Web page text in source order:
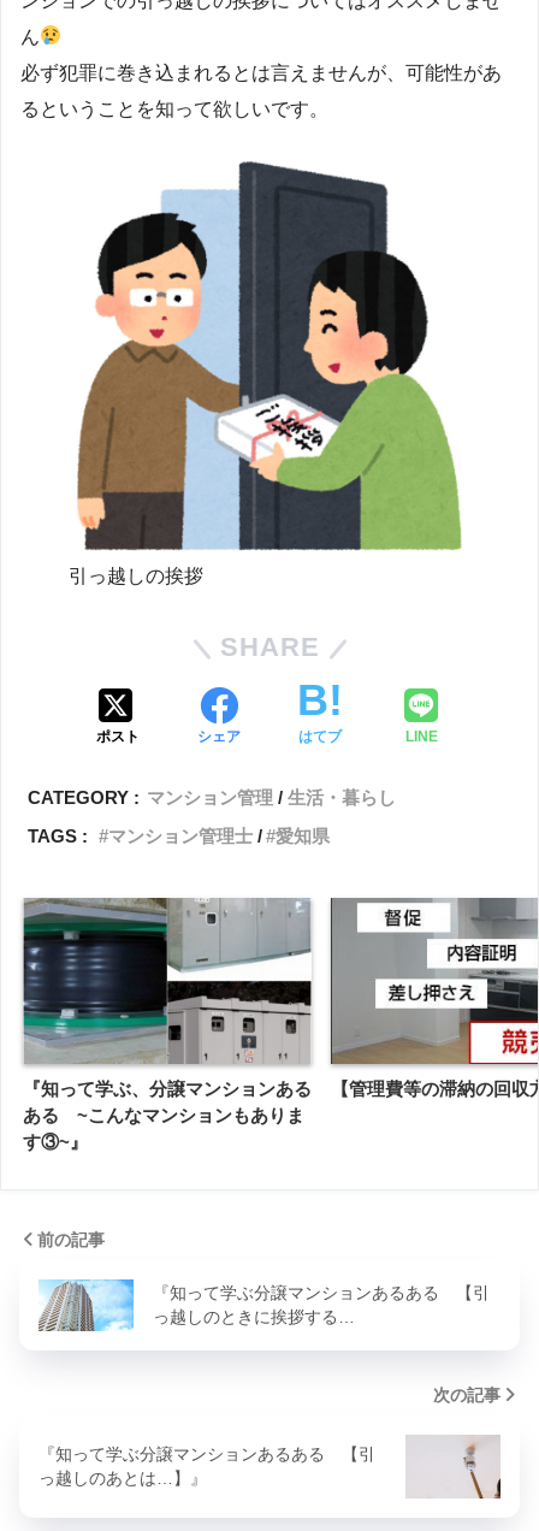
ん
必ず犯罪に巻き込まれるとは言えませんが、可能性があ
るということを知って欲しいです。
引っ越しの挨拶
SHARE
ポスト シェア はてブ LINE
CATEGORY : マンション管理
生活・暮らし
TAGS :
マンション管理士 愛知県
『知って学ぶ、分譲マンションある
ある ~こんなマンションもありま
す③~』
【管理費等の滞納の回収
前の記事
『知って学ぶ分譲マンションあるある 【引
っ越しのときに挨拶する…
次の記事
『知って学ぶ分譲マンションあるある 【引
っ越しのあとは…】』